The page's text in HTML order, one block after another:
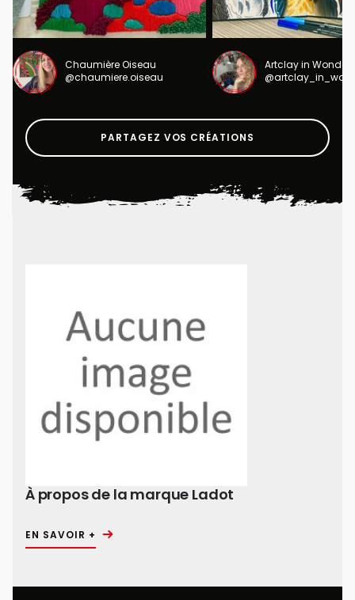
Chaumière Oiseau
@chaumiere.oiseau
Artclay in
PARTAGEZ VOS CRÉATIONS
À propos de la marque Ladot
EN SAVOIR +